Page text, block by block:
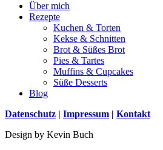
Über mich
Rezepte
Kuchen & Torten
Kekse & Schnitten
Brot & Süßes Brot
Pies & Tartes
Muffins & Cupcakes
Süße Desserts
Blog
Datenschutz | Impressum | Kontakt
Design by Kevin Buch